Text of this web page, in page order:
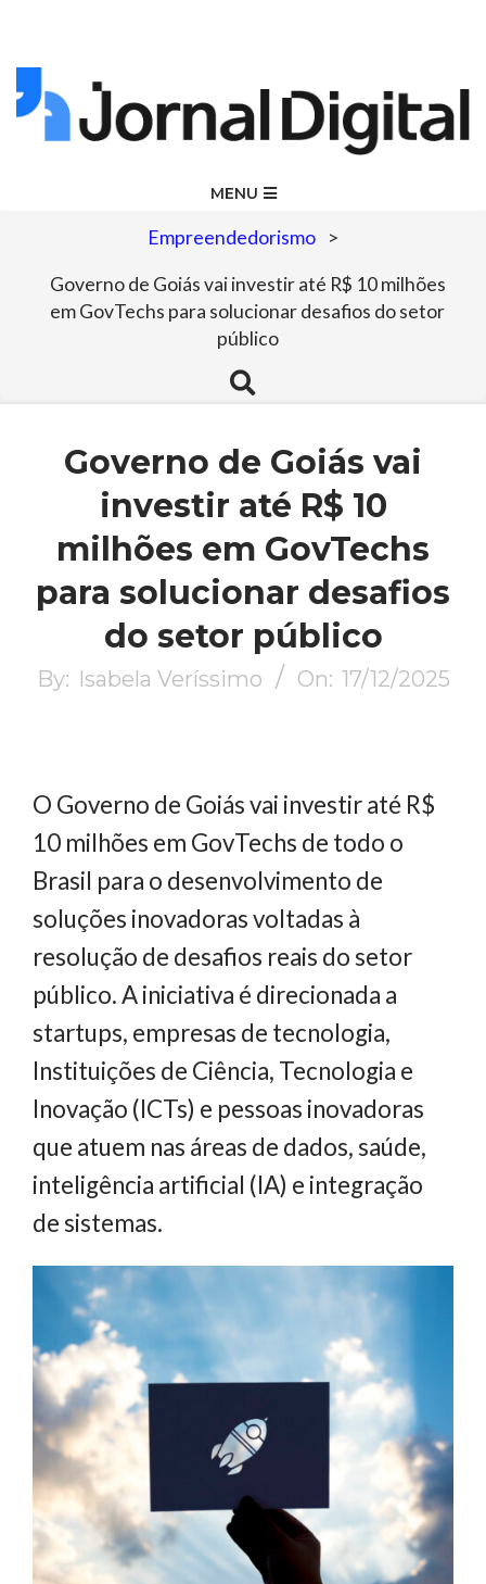
Skip
to
Jornal
Digital
MENU
Empreendedorismo >
Governo de Goiás vai investir até R$ 10 milhões
em GovTechs para solucionar desafios do setor
público
Search
Governo de Goiás vai
investir até R$ 10
milhões em GovTechs
para solucionar desafios
do setor público
By: Isabela Veríssimo On: 17/12/2025
O Governo de Goiás vai investir até R$
10 milhões em GovTechs de todo o
Brasil para o desenvolvimento de
soluções inovadoras voltadas à
resolução de desafios reais do setor
público. A iniciativa é direcionada a
startups, empresas de tecnologia,
Instituições de Ciência, Tecnologia e
Inovação (ICTs) e pessoas inovadoras
que atuem nas áreas de dados, saúde,
inteligência artificial (IA) e integração
de sistemas.